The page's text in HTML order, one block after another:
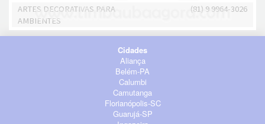
ARTES DECORATIVAS PARA
AMBIENTES
(81) 9 9964-3026
Cidades
Aliança
Belém-PA
Calumbi
Camutanga
Florianópolis-SC
Guarujá-SP